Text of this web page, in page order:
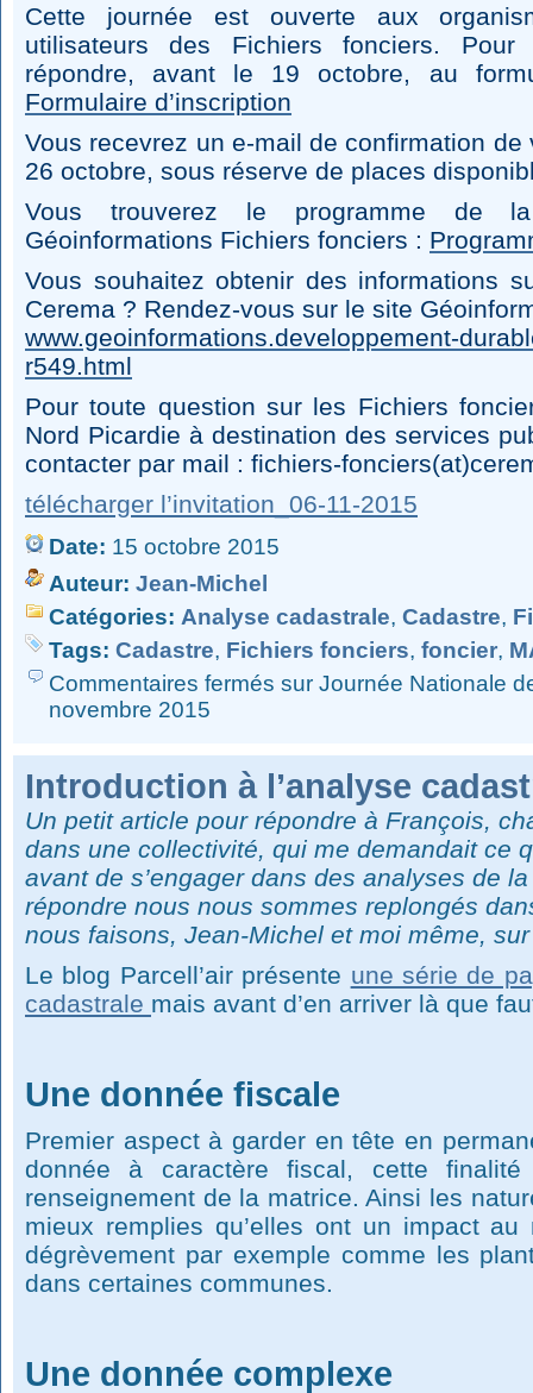
Cette journée est ouverte aux
utilisateurs des Fichiers fonciers.
répondre, avant le 19 octobre, au
Formulaire d’inscription
Vous recevrez un e-mail de confirmation
26 octobre, sous réserve de places
Vous trouverez le programme de
Géoinformations Fichiers fonciers :
Vous souhaitez obtenir des informations
Cerema ? Rendez-vous sur le site
www.geoinformations.developpement-
r549.html
Pour toute question sur les Fichiers
Nord Picardie à destination des services
contacter par mail : fichiers-
télécharger l’invitation_06-11-2015
Date: 15 octobre 2015
Auteur: Jean-Michel
Catégories: Analyse cadastrale, Cadastre,
Tags: Cadastre, Fichiers fonciers, foncier,
Commentaires fermés sur Journée Nationale
novembre 2015
Introduction à l’analyse
Un petit article pour répondre à François,
dans une collectivité, qui me demandait ce
avant de s’engager dans des analyses de
répondre nous nous sommes replongés
nous faisons, Jean-Michel et moi même,
Le blog Parcell’air présente une série de
cadastrale mais avant d’en arriver là que
Une donnée fiscale
Premier aspect à garder en tête en
donnée à caractère fiscal, cette
renseignement de la matrice. Ainsi les
mieux remplies qu’elles ont un impact
dégrèvement par exemple comme les
dans certaines communes.
Une donnée complexe